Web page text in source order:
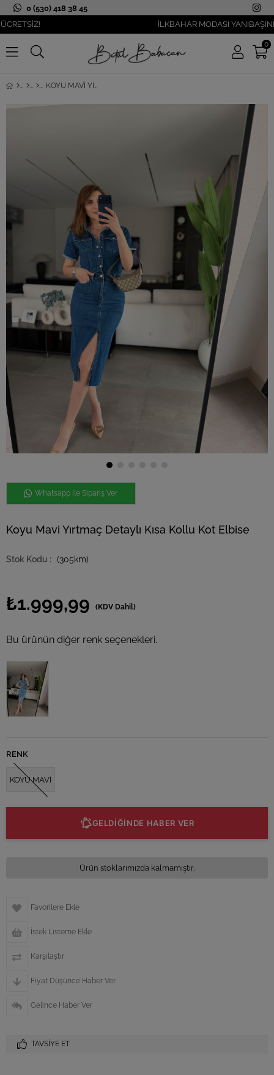
0 (530) 418 38 45
İLKBAHAR MODASI YANIBAŞINIZDA!
0
KOYU MAVI YIRTMAÇ DETAYLI KISA KOLLU KOT ELBISE
Whatsapp ile Sipariş Ver
Koyu Mavi Yırtmaç Detaylı Kısa Kollu Kot Elbise
(305km)
₺1.999,99 (KDV Dahil)
Bu ürünün diğer renk seçenekleri.
RENK
KOYU MAVİ
GELDİĞİNDE HABER VER
Ürün stoklarımızda kalmamıştır.
Favorilere Ekle
İstek Listeme Ekle
Karşılaştır
Fiyat Düşünce Haber Ver
Gelince Haber Ver
TAVSIYE ET